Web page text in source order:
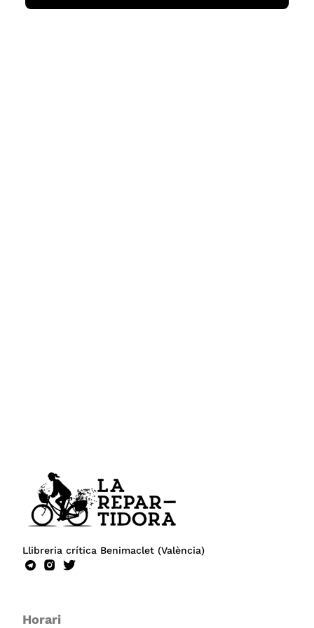
Llibreria crítica Benimaclet (València)
Horari